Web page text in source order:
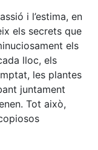
i l’estima, en
els secrets que
els
lloc, els
les plantes
juntament
Tot això,